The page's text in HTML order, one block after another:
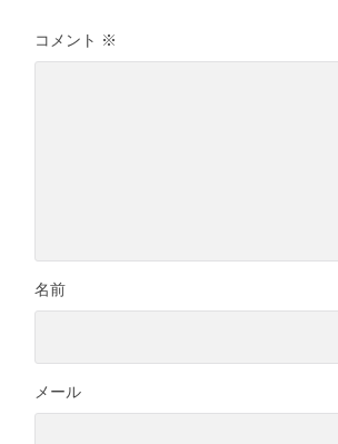
コメント ※
名前
メール